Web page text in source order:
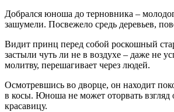
Добрался юноша до терновника –
зашумели. Посвежело средь деревьев,
Видит принц перед собой роскошный
застыли чуть ли не в воздухе – даже не
молитву, перешагивает через людей.
Осмотревшись во дворце, он находит
в косы. Юноша не может оторвать взгляд
красавицу.